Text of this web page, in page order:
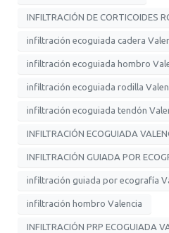
INFILTRACIÓN DE CORTICOIDES
infiltración ecoguiada cadera
infiltración ecoguiada hombro
infiltración ecoguiada rodilla
infiltración ecoguiada tendón
INFILTRACIÓN ECOGUIADA
INFILTRACIÓN GUIADA POR
infiltración guiada por ecografía
infiltración hombro Valencia
INFILTRACIÓN PRP ECOGUIADA